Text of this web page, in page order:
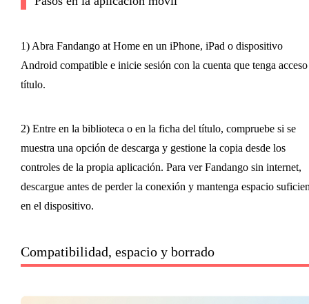
1) Abra Fandango at Home en un iPhone, iPad o dispositivo
Android compatible e inicie sesión con la cuenta que tenga
título.
2) Entre en la biblioteca o en la ficha del título, compruebe si se
muestra una opción de descarga y gestione la copia desde los
controles de la propia aplicación. Para ver Fandango sin internet,
descargue antes de perder la conexión y mantenga espacio
en el dispositivo.
Compatibilidad, espacio y borrado